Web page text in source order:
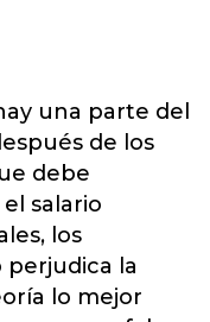
una parte del
de los
debe
salario
los
perjudica la
lo mejor